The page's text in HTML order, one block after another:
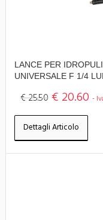
LANCE PER
UNIVERSALE F 1/4
€ 25.50 € 20.60 -
Dettagli Articolo